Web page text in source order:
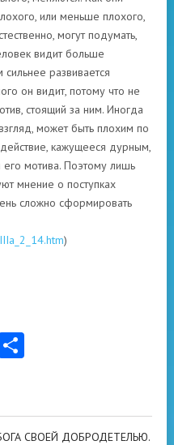
или меньше плохого,
могут подумать,
видит больше
развивается
он видит, потому что не
стоящий за ним. Иногда
может быть плохим по
кажущееся дурным,
мотива. Поэтому лишь
мнение о поступках
сложно сформировать
)
СВОЕЙ ДОБРОДЕТЕЛЬЮ.